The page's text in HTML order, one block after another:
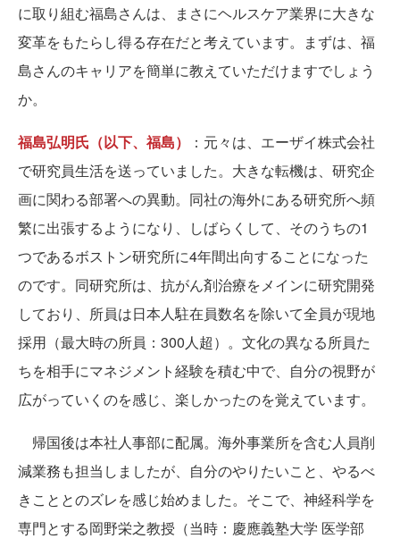
に取り組む福島さんは、まさにヘルスケア業界に大きな
変革をもたらし得る存在だと考えています。まずは、福
島さんのキャリアを簡単に教えていただけますでしょう
か。
福島弘明氏（以下、福島）
：元々は、エーザイ株式会社
で研究員生活を送っていました。大きな転機は、研究企
画に関わる部署への異動。同社の海外にある研究所へ頻
繁に出張するようになり、しばらくして、そのうちの1
つであるボストン研究所に4年間出向することになった
のです。同研究所は、抗がん剤治療をメインに研究開発
しており、所員は日本人駐在員数名を除いて全員が現地
採用（最大時の所員：300人超）。文化の異なる所員た
ちを相手にマネジメント経験を積む中で、自分の視野が
広がっていくのを感じ、楽しかったのを覚えています。
帰国後は本社人事部に配属。海外事業所を含む人員削
減業務も担当しましたが、自分のやりたいこと、やるべ
きこととのズレを感じ始めました。そこで、神経科学を
専門とする岡野栄之教授（当時：慶應義塾大学 医学部